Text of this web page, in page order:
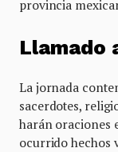
provincia
Llamado
La jornada
sacerdotes,
harán oraciones
ocurrido hechos